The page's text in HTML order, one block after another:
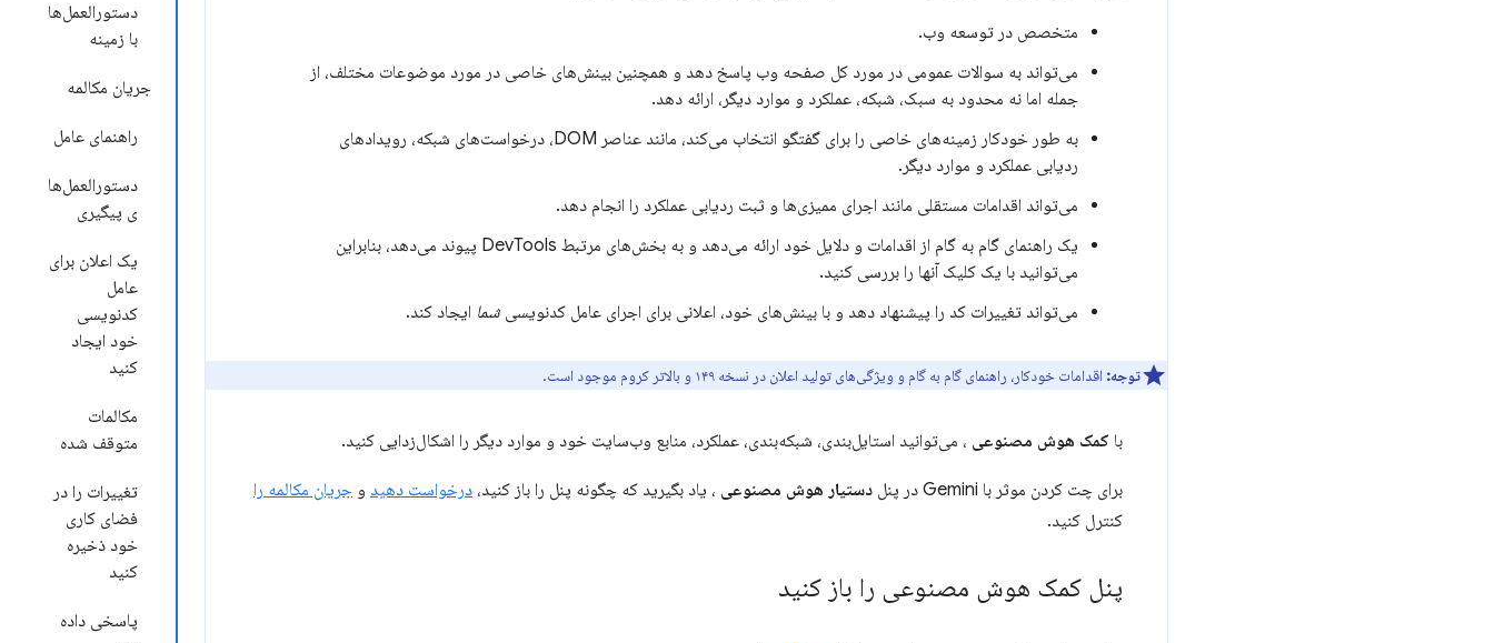
دستورالعمل‌ها
با زمینه
جریان مکالمه
راهنمای عامل
دستورالعمل‌ها
ی پیگیری
یک اعلان برای
عامل
کدنویسی
خود ایجاد
کنید
مکالمات
متوقف شده
تغییرات را در
فضای کاری
خود ذخیره
کنید
پاسخی داده
متخصص در توسعه وب.
می‌تواند به سوالات عمومی در مورد کل صفحه وب پاسخ دهد و همچنین بینش‌های خاصی در مورد موضوعات مختلف، از
جمله اما نه محدود به سبک، شبکه، عملکرد و موارد دیگر، ارائه دهد.
به طور خودکار زمینه‌های خاصی را برای گفتگو انتخاب می‌کند، مانند عناصر DOM، درخواست‌های شبکه، رویدادهای
ردیابی عملکرد و موارد دیگر.
می‌تواند اقدامات مستقلی مانند اجرای ممیزی‌ها و ثبت ردیابی عملکرد را انجام دهد.
یک راهنمای گام به گام از اقدامات و دلایل خود ارائه می‌دهد و به بخش‌های مرتبط DevTools پیوند می‌دهد، بنابراین
می‌توانید با یک کلیک آنها را بررسی کنید.
می‌تواند تغییرات کد را پیشنهاد دهد و با بینش‌های خود، اعلانی برای اجرای عامل کدنویسیشما ایجاد کند.
توجه: اقدامات خودکار، راهنمای گام به گام و ویژگی‌های تولید اعلان در نسخه ۱۴۹ و بالاتر کروم موجود است.
با کمک هوش مصنوعی ، می‌توانید استایل‌بندی، شبکه‌بندی، عملکرد، منابع وب‌سایت خود و موارد دیگر را اشکال‌زدایی کنید.
برای چت کردن موثر با Gemini در پنل دستیار هوش مصنوعی ، یاد بگیرید که چگونه پنل را باز کنید، درخواست دهید و جریان مکالمه را
کنترل کنید.
پنل کمک هوش مصنوعی را باز کنید